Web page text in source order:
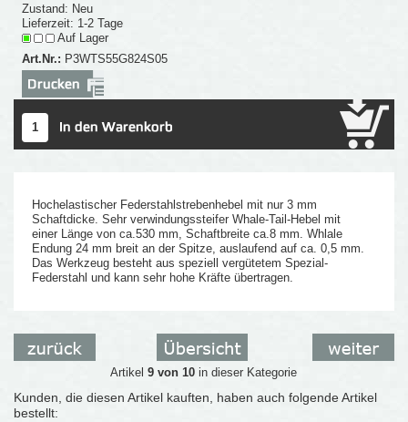
Zustand: Neu
Lieferzeit: 1-2 Tage
Auf Lager
Art.Nr.: P3WTS55G824S05
Hochelastischer Federstahlstrebenhebel mit nur 3 mm
Schaftdicke. Sehr verwindungssteifer Whale-Tail-Hebel mit
einer Länge von ca.530 mm, Schaftbreite ca.8 mm. Whlale
Endung 24 mm breit an der Spitze, auslaufend auf ca. 0,5 mm.
Das Werkzeug besteht aus speziell vergütetem Spezial-
Federstahl und kann sehr hohe Kräfte übertragen.
Artikel9 von 10 in dieser Kategorie
Kunden, die diesen Artikel kauften, haben auch folgende Artikel
bestellt: